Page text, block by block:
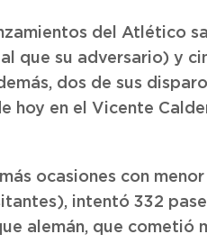
del Atlético
que su adversario) y
dos de sus
hoy en el Vicente
ocasiones con
intentó 332
alemán, que cometió